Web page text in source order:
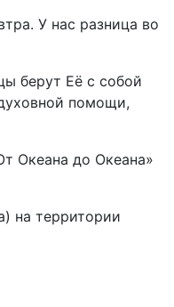
У нас разница во
берут Её с собой
помощи,
Океана до Океана»
на территории